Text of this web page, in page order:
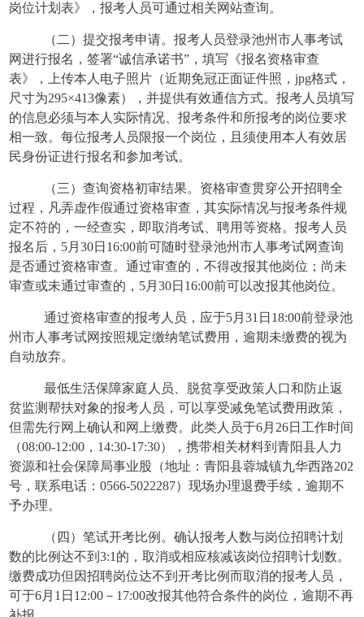
岗位计划表》，报考人员可通过相关网站查询。
（二）提交报考申请。报考人员登录池州市人事考试
网进行报名，签署“诚信承诺书”，填写《报名资格审查
表》，上传本人电子照片（近期免冠正面证件照，jpg格式，
尺寸为295×413像素），并提供有效通信方式。报考人员填写
的信息必须与本人实际情况、报考条件和所报考的岗位要求
相一致。每位报考人员限报一个岗位，且须使用本人有效居
民身份证进行报名和参加考试。
（三）查询资格初审结果。资格审查贯穿公开招聘全
过程，凡弄虚作假通过资格审查，其实际情况与报考条件规
定不符的，一经查实，即取消考试、聘用等资格。报考人员
报名后， 5月30日16:00前可随时登录池州市人事考试网查询
是否通过资格审查。通过审查的，不得改报其他岗位；尚未
审查或未通过审查的，5月30日16:00前可以改报其他岗位。
通过资格审查的报考人员，应于5月31日18:00前登录池
州市人事考试网按照规定缴纳笔试费用，逾期未缴费的视为
自动放弃。
最低生活保障家庭人员、脱贫享受政策人口和防止返
贫监测帮扶对象的报考人员，可以享受减免笔试费用政策，
但需先行网上确认和网上缴费。此类人员于6月26日工作时间
（08:00-12:00，14:30-17:30），携带相关材料到青阳县人力
资源和社会保障局事业股（地址：青阳县蓉城镇九华西路202
号，联系电话：0566-5022287）现场办理退费手续，逾期不
予办理。
（四）笔试开考比例。确认报考人数与岗位招聘计划
数的比例达不到3:1的，取消或相应核减该岗位招聘计划数。
缴费成功但因招聘岗位达不到开考比例而取消的报考人员，
可于6月1日12:00－17:00改报其他符合条件的岗位，逾期不再